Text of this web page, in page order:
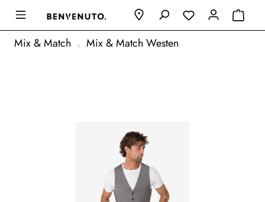
Mix & Match Mix & Match Westen